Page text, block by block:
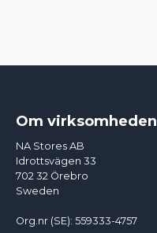
Om virksomheden
NA Stores AB
Idrottsvägen 33
702 32 Örebro
Sweden
Org.nr (SE): 559333-4757